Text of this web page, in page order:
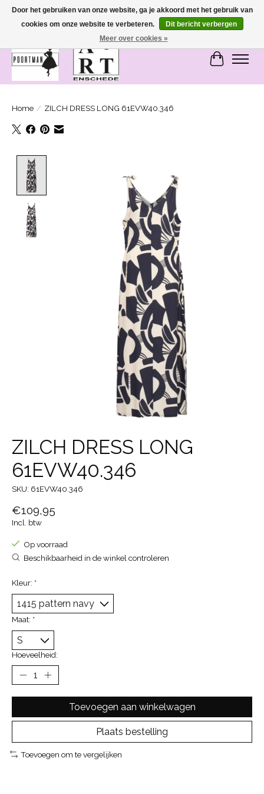
SASHIONABLE - damesmode in Bemmel en Enschede
Home / ZILCH DRESS LONG 61EVW40.346
ZILCH DRESS LONG
61EVW40.346
SKU: 61EVW40.346
€109,95
Incl. btw
Op voorraad
Beschikbaarheid in de winkel controleren
Kleur: *
Maat: *
Hoeveelheid:
Toevoegen aan winkelwagen
Plaats bestelling
Toevoegen om te vergelijken
Door het gebruiken van onze website, ga je akkoord met het gebruik van
cookies om onze website te verbeteren.
Dit bericht verbergen
Meer over cookies »